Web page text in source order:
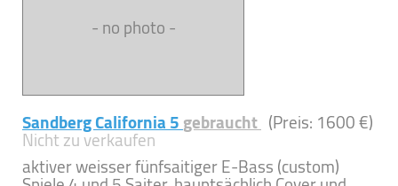
- no photo -
Sandberg California 5gebraucht (Preis: 1600 €)
Nicht zu verkaufen
aktiver weisser fünfsaitiger E-Bass (custom)